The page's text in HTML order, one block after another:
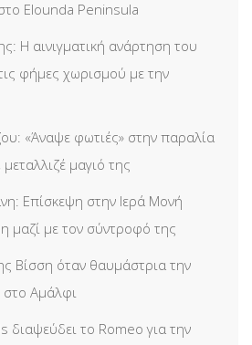
Elounda Peninsula
Η αινιγματική ανάρτηση του
φήμες χωρισμού με την
«Άναψε φωτιές» στην παραλία
μαγιό της
Επίσκεψη στην Ιερά Μονή
μαζί με τον σύντροφό της
Βίσση όταν θαυμάστρια την
στο Αμάλφι
διαψεύδει το Romeo για την